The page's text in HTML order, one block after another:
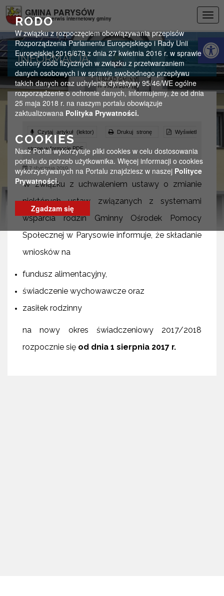
RODO
W związku z rozpoczęciem obowiązywania przepisów
Rozporządzenia Parlamentu Europejskiego i Rady Unii
Europejskiej 2016/679 z dnia 27 kwietnia 2016 r. w sprawie
ochrony osób fizycznych w związku z przetwarzaniem
danych osobowych i w sprawie swobodnego przepływu
takich danych oraz uchylenia dyrektywy 95/46/WE ogólne
rozporządzenie o ochronie danych, informujemy, że od dnia
25 maja 2018 r. na naszym portalu obowiązuje
zaktualizowana Polityka Prywatności.
COOKIES
Nasz Portal wykorzytuje pliki cookies w celu dostosowania
portalu do potrzeb użytkownika. Więcej informacji o cookies
wykorzystywanych na Portalu znajdziesz w naszej Polityce
Prywatności.
Zgadzam się
GMINA PARYSÓW
Oficjalny serwis internetowy gminy
INFORMACJA
Czytaj artykuł (lektor) Drukuj stronę Wyświetl
stronę w formacie PDF
7 stycznia 2019
W związku z uchwaleniem ustawy o zmianie
niektórych ustaw związanych z systemami
wsparcia rodzin Gminny Ośrodek Pomocy
Społecznej w Parysowie informuje, że składanie
wniosków na
fundusz alimentacyjny,
świadczenie wychowawcze oraz
zasiłek rodzinny
na nowy okres świadczeniowy 2017/2018
rozpocznie się od dnia 1 sierpnia 2017 r.